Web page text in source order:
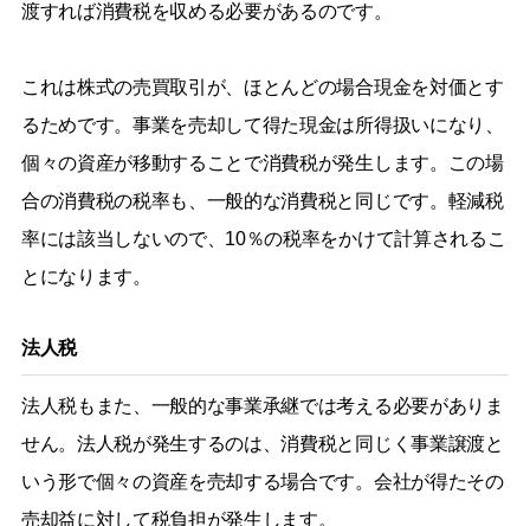
渡すれば消費税を収める必要があるのです。
これは株式の売買取引が、ほとんどの場合現金を対価とす
るためです。事業を売却して得た現金は所得扱いになり、
個々の資産が移動することで消費税が発生します。この場
合の消費税の税率も、一般的な消費税と同じです。軽減税
率には該当しないので、10％の税率をかけて計算されるこ
とになります。
法人税
法人税もまた、一般的な事業承継では考える必要がありま
せん。法人税が発生するのは、消費税と同じく事業譲渡と
いう形で個々の資産を売却する場合です。会社が得たその
売却益に対して税負担が発生します。